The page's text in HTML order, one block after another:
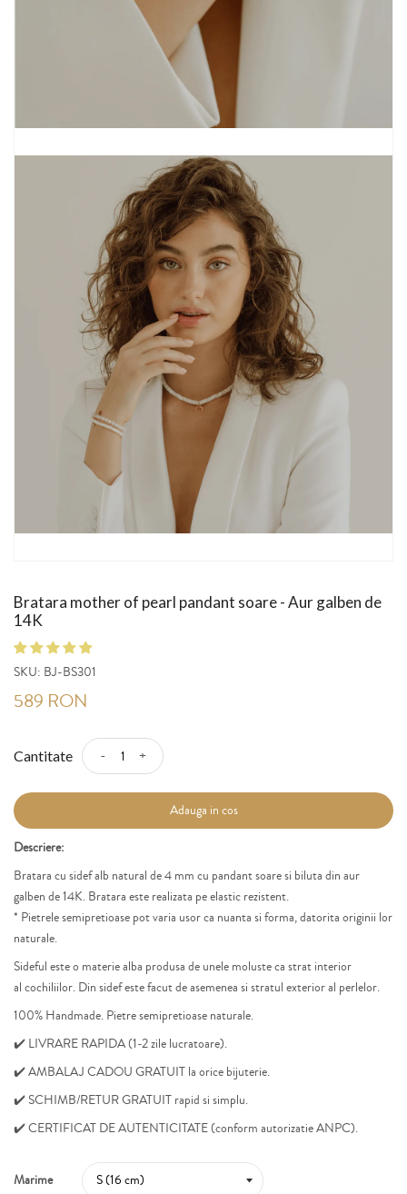
Bratara mother of pearl pandant soare - Aur galben de
14K
SKU: BJ-BS301
589 RON
Cantitate - +
Adauga in cos
Descriere:
Bratara cu sidef alb natural de 4 mm cu pandant soare si biluta din aur
galben de 14K. Bratara este realizata pe elastic rezistent.
* Pietrelesemipretioase pot varia usor ca nuanta si forma, datorita originii lor
naturale.
Sideful este o materie alba produsa de unele moluste ca strat interior
al cochiliilor. Din sidef este facut de asemenea si stratul exterior al perlelor.
100% Handmade. Pietre semipretioase naturale.
✔️ LIVRARE RAPIDA (1-2 zile lucratoare).
✔️ AMBALAJ CADOU GRATUIT la orice bijuterie.
✔️ SCHIMB/RETUR GRATUIT rapid si simplu.
✔️ CERTIFICAT DE AUTENTICITATE (conform autorizatieANPC).
Marime